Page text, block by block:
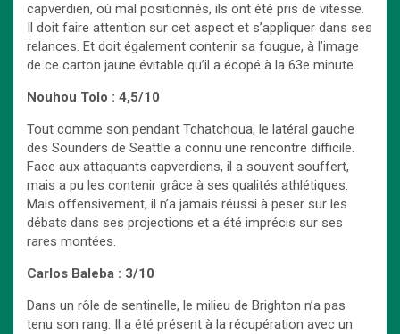
capverdien, où mal positionnés, ils ont été pris de vitesse.
Il doit faire attention sur cet aspect et s’appliquer dans ses
relances. Et doit également contenir sa fougue, à l’image
de ce carton jaune évitable qu’il a écopé à la 63e minute.
Nouhou Tolo : 4,5/10
Tout comme son pendant Tchatchoua, le latéral gauche
des Sounders de Seattle a connu une rencontre difficile.
Face aux attaquants capverdiens, il a souvent souffert,
mais a pu les contenir grâce à ses qualités athlétiques.
Mais offensivement, il n’a jamais réussi à peser sur les
débats dans ses projections et a été imprécis sur ses
rares montées.
Carlos Baleba : 3/10
Dans un rôle de sentinelle, le milieu de Brighton n’a pas
tenu son rang. Il a été présent à la récupération avec un